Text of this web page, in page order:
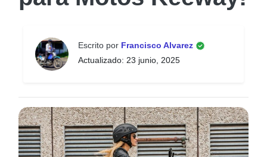
Escrito por Francisco Alvarez
Actualizado: 23 junio, 2025